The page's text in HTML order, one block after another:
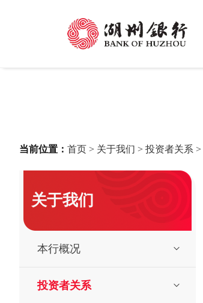
当前位置： 首页 > 关于我们 > 投资者关系 >
关于我们
本行概况
投资者关系